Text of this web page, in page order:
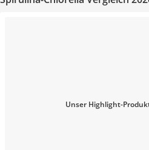
Unser Highlight-